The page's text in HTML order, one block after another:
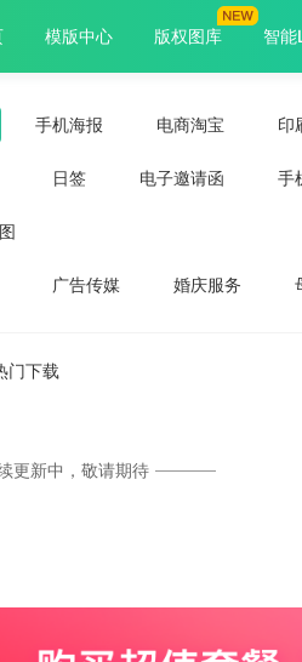
模版中心 版权图库 智能
手机海报 电商淘宝 印
日签 电子邀请函 手
广告传媒 婚庆服务
门下载
更新中，敬请期待